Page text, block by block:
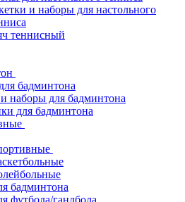
и наборы для настольного
теннисный
бадминтона
наборы для бадминтона
для бадминтона
бадминтона
футбола/гандбола